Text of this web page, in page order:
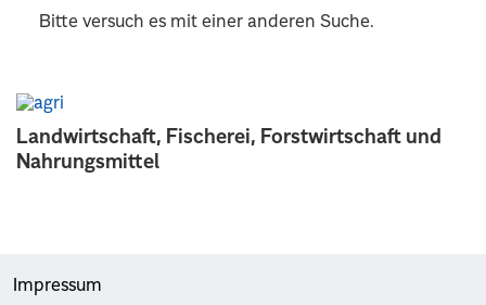
Landwirtschaft, Fischerei, Forstwirtschaft und
Nahrungsmittel
Bitte versuch es mit einer anderen Suche.
Impressum